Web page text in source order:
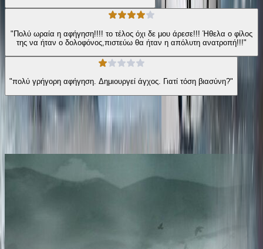
"Πολύ ωραία η αφήγηση!!!! το τέλος όχι δε μου άρεσε!!! Ήθελα ο φίλος
της να ήταν ο δολοφόνος,πιστεύω θα ήταν η απόλυτη ανατροπή!!!"
"πολύ γρήγορη αφήγηση. Δημιουργεί άγχος. Γιατί τόση βιασύνη?"
Ίδιος συγγραφέας